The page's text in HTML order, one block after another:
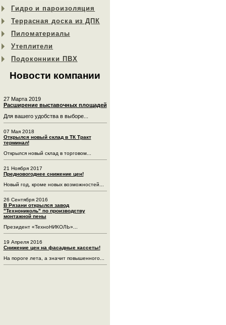
Гидро и пароизоляция
Террасная доска из ДПК
Пиломатериалы
Утеплители
Подоконники ПВХ
Новости компании
27 Марта 2019
Расширение выставочных площадей
Для вашего удобства в выборе...
07 Мая 2018
Открылся новый склад в ТК Тракт
терминал!
Открылся новый склад в торговом...
21 Ноября 2017
Предновогоднее снижение цен!
Новый год, кроме новых возможностей...
26 Сентября 2016
В Рязани открылся завод
"Технониколь" по производству
монтажной пены
Президент «ТехноНИКОЛЬ»...
19 Апреля 2016
Снижение цен на фасадные кассеты!
На пороге лета, а значит повышенного...